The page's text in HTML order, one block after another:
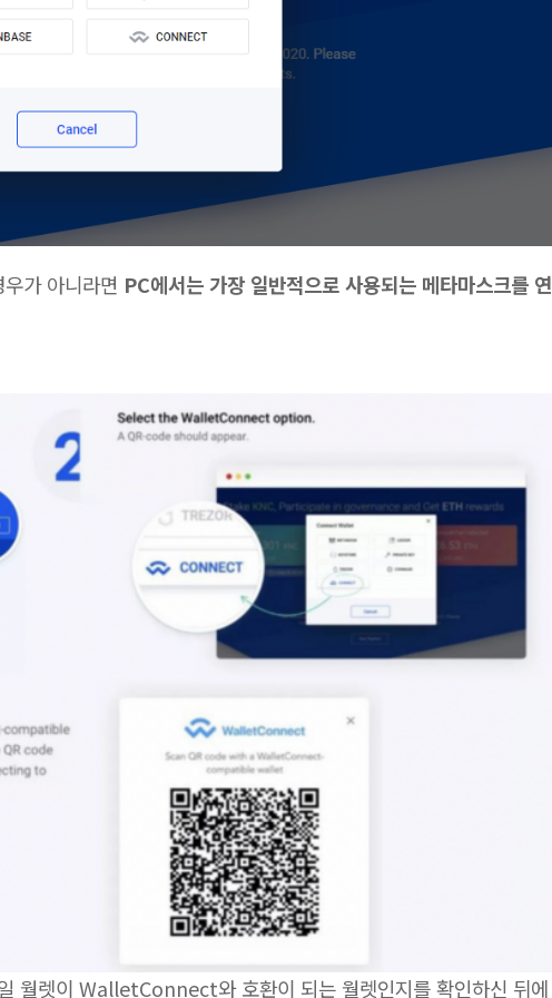
가 아니라면 PC에서는 가장 일반적으로 사용되는 메타마스크를 연
월렛이 WalletConnect와 호환이 되는 월렛인지를 확인하신 뒤에